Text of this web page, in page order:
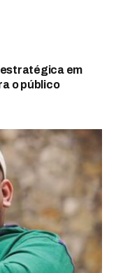
em
o público